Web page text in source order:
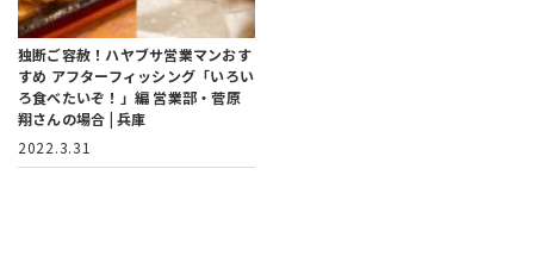
独断ご容赦！ハヤブサ営業マンおす
すめ アフターフィッシング「いろい
ろ食べたいぞ！」編 営業部・菅原
翔さんの場合 | 兵庫
2022.3.31